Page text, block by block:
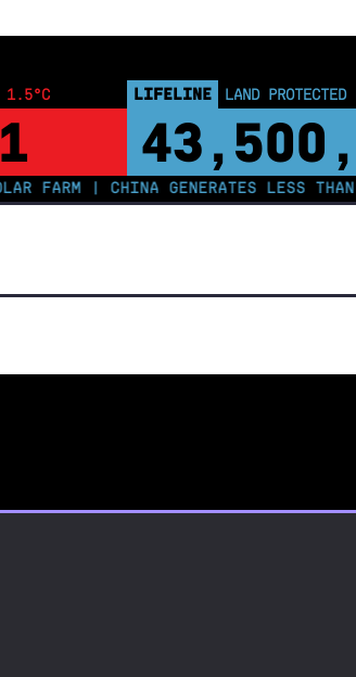
1.5°C LIFELINE LAND
| CHINA GENERATES LESS THAN